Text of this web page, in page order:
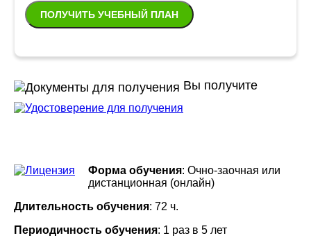
Форма обучения: Очно-заочная или
дистанционная (онлайн)
Длительность обучения: 72 ч.
Периодичность обучения: 1 раз в 5 лет
ПОЛУЧИТЬ УЧЕБНЫЙ ПЛАН
Вы получите